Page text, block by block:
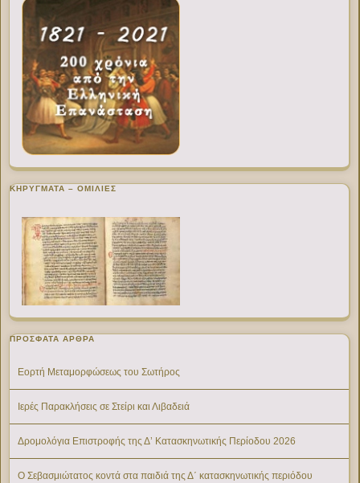
ΚΗΡΥΓΜΑΤΑ – ΟΜΙΛΙΕΣ
ΠΡΌΣΦΑΤΑ ΆΡΘΡΑ
Εορτή Μεταμορφώσεως του Σωτήρος
Ιερές Παρακλήσεις σε Στείρι και Λιβαδειά
Δρομολόγια Επιστροφής της Δ’ Κατασκηνωτικής Περίοδου 2026
Ο Σεβασμιώτατος κοντά στα παιδιά της Δ΄ κατασκηνωτικής περιόδου